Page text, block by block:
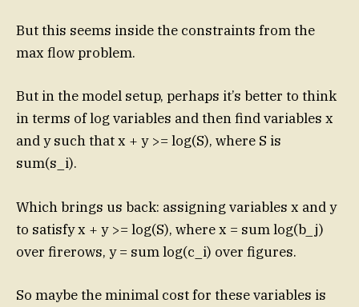
But this seems inside the constraints from the
max flow problem.
But in the model setup, perhaps it’s better to think
in terms of log variables and then find variables x
and y such that x + y >= log(S), where S is
sum(s_i).
Which brings us back: assigning variables x and y
to satisfy x + y >= log(S), where x = sum log(b_j)
over firerows, y = sum log(c_i) over figures.
So maybe the minimal cost for these variables is